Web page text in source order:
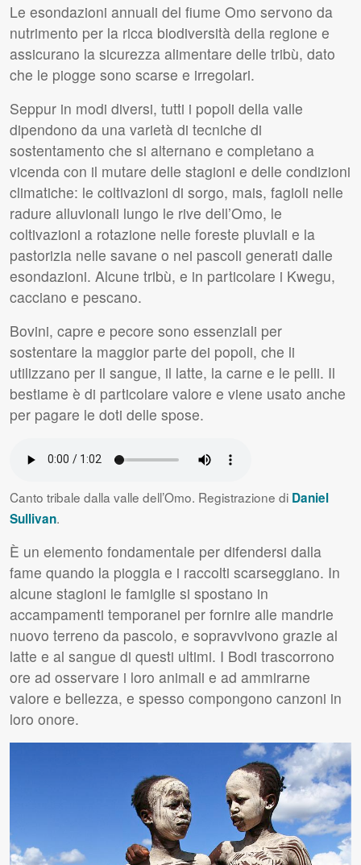
Le esondazioni annuali del fiume Omo servono da
nutrimento per la ricca biodiversità della regione e
assicurano la sicurezza alimentare delle tribù, dato
che le piogge sono scarse e irregolari.
Seppur in modi diversi, tutti i popoli della valle
dipendono da una varietà di tecniche di
sostentamento che si alternano e completano a
vicenda con il mutare delle stagioni e delle condizioni
climatiche: le coltivazioni di sorgo, mais, fagioli nelle
radure alluvionali lungo le rive dell’Omo, le
coltivazioni a rotazione nelle foreste pluviali e la
pastorizia nelle savane o nei pascoli generati dalle
esondazioni. Alcune tribù, e in particolare i Kwegu,
cacciano e pescano.
Bovini, capre e pecore sono essenziali per
sostentare la maggior parte dei popoli, che li
utilizzano per il sangue, il latte, la carne e le pelli. Il
bestiame è di particolare valore e viene usato anche
per pagare le doti delle spose.
Canto tribale dalla valle dell’Omo. Registrazione di Daniel
Sullivan.
È un elemento fondamentale per difendersi dalla
fame quando la pioggia e i raccolti scarseggiano. In
alcune stagioni le famiglie si spostano in
accampamenti temporanei per fornire alle mandrie
nuovo terreno da pascolo, e sopravvivono grazie al
latte e al sangue di questi ultimi. I Bodi trascorrono
ore ad osservare i loro animali e ad ammirarne
valore e bellezza, e spesso compongono canzoni in
loro onore.